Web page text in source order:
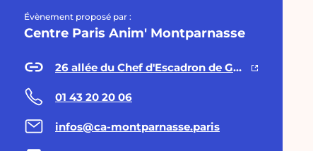
Évènement proposé par :
Centre Paris Anim' Montparnasse
26 allée du Chef d'Escadron de Guillebon Jardin Atlantique Jardin Atlantique
01 43 20 20 06
infos@ca-montparnasse.paris